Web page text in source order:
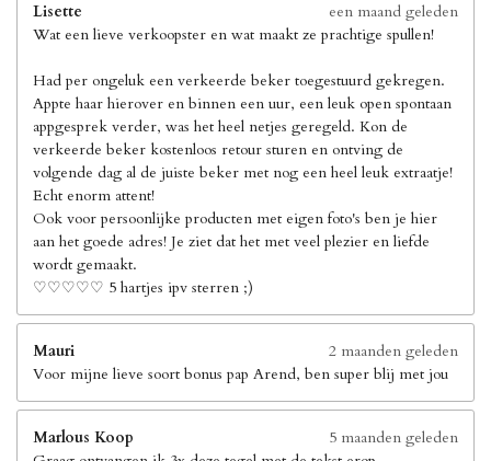
Lisette
een maand geleden
Wat een lieve verkoopster en wat maakt ze prachtige spullen!
Had per ongeluk een verkeerde beker toegestuurd gekregen.
Appte haar hierover en binnen een uur, een leuk open spontaan
appgesprek verder, was het heel netjes geregeld. Kon de
verkeerde beker kostenloos retour sturen en ontving de
volgende dag al de juiste beker met nog een heel leuk extraatje!
Echt enorm attent!
Ook voor persoonlijke producten met eigen foto's ben je hier
aan het goede adres! Je ziet dat het met veel plezier en liefde
wordt gemaakt.
♡♡♡♡♡ 5 hartjes ipv sterren ;)
Mauri
2 maanden geleden
Voor mijne lieve soort bonus pap Arend, ben super blij met jou
Marlous Koop
5 maanden geleden